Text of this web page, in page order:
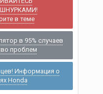
ШНУРКАМИ!
в теме
в 95% случаев
проблем
Информация о
Honda